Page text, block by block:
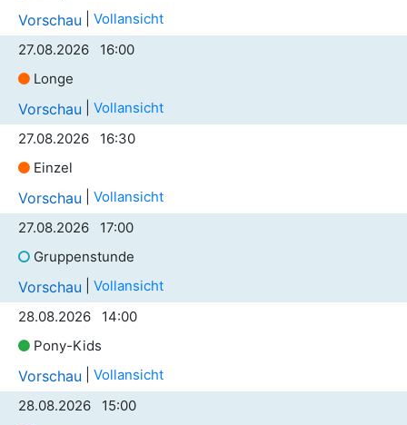
Vorschau
Vollansicht
27.08.2026 16:00
Longe
Vorschau
Vollansicht
27.08.2026 16:30
Einzel
Vorschau
Vollansicht
27.08.2026 17:00
Gruppenstunde
Vorschau
Vollansicht
28.08.2026 14:00
Pony-Kids
Vorschau
Vollansicht
28.08.2026 15:00